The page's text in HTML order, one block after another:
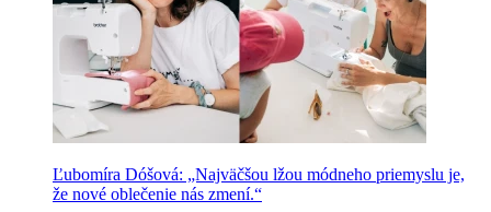
Ľubomíra Dóšová: „Najväčšou lžou módneho priemyslu je,
že nové oblečenie nás zmení.“